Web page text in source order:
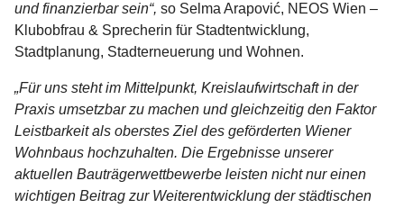
und finanzierbar sein“, so Selma Arapović, NEOS Wien –
Klubobfrau & Sprecherin für Stadtentwicklung,
Stadtplanung, Stadterneuerung und Wohnen.
„Für uns steht im Mittelpunkt, Kreislaufwirtschaft in der
Praxis umsetzbar zu machen und gleichzeitig den Faktor
Leistbarkeit als oberstes Ziel des geförderten Wiener
Wohnbaus hochzuhalten. Die Ergebnisse unserer
aktuellen Bauträgerwettbewerbe leisten nicht nur einen
wichtigen Beitrag zur Weiterentwicklung der städtischen